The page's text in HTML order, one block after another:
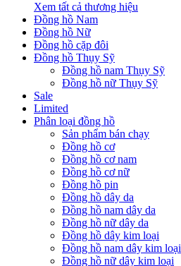
Xem tất cả thương hiệu
Đồng hồ Nam
Đồng hồ Nữ
Đồng hồ cặp đôi
Đồng hồ Thụy Sỹ
Đồng hồ nam Thụy Sỹ
Đồng hồ nữ Thụy Sỹ
Sale
Limited
Phân loại đồng hồ
Sản phẩm bán chạy
Đồng hồ cơ
Đồng hồ cơ nam
Đồng hồ cơ nữ
Đồng hồ pin
Đồng hồ dây da
Đồng hồ nam dây da
Đồng hồ nữ dây da
Đồng hồ dây kim loại
Đồng hồ nam dây kim loại
Đồng hồ nữ dây kim loại